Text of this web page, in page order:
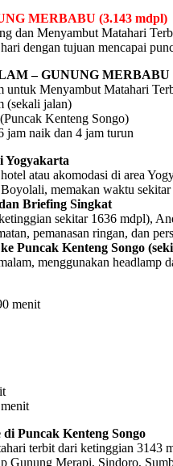
MERBABU (3.143 mdpl)
dan Menyambut Matahari
dengan tujuan mencapai
– GUNUNG MERBABU
untuk Menyambut Matahari
(sekali jalan)
Kenteng Songo)
jam naik dan 4 jam turun
Yogyakarta
atau akomodasi di area
memakan waktu
Briefing Singkat
sekitar 1636 mdpl),
pemanasan ringan, dan
Puncak Kenteng Songo
menggunakan headlamp
menit
Puncak Kenteng Songo
terbit dari ketinggian 3143
Gunung Merapi, Sindoro,